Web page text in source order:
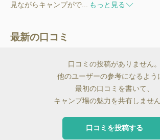
見ながらキャンプがで...
もっと見る
最新の口コミ
口コミの投稿がありません。
他のユーザーの参考になるよう
最初の口コミを書いて、
キャンプ場の魅力を共有しませ
口コミを投稿する